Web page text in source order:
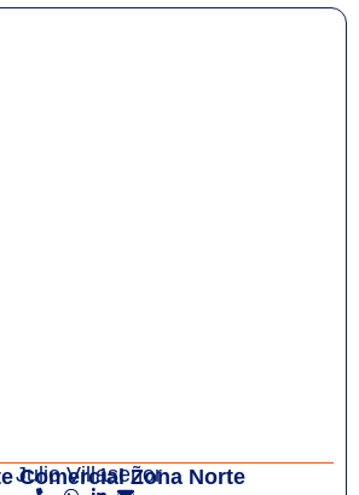
Julio Villaseñor
Comercial Zona Norte